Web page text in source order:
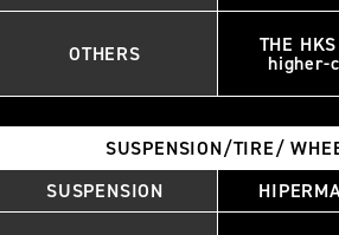
OTHERS
THE
higher-
SUSPENSION/TIRE/
SUSPENSION